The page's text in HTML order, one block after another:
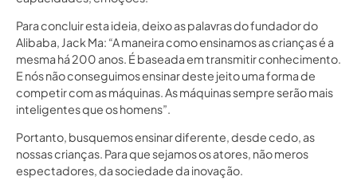
Para concluir esta ideia, deixo as palavras do fundador do
Alibaba, Jack Ma: “A maneira como ensinamos as crianças é a
mesma há 200 anos. É baseada em transmitir conhecimento.
E nós não conseguimos ensinar deste jeito uma forma de
competir com as máquinas. As máquinas sempre serão mais
inteligentes que os homens”.
Portanto, busquemos ensinar diferente, desde cedo, as
nossas crianças. Para que sejamos os atores, não meros
espectadores, da sociedade da inovação.